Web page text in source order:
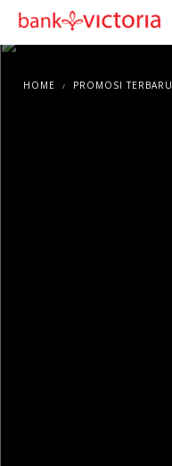
HOME PROMOSI TERBARU